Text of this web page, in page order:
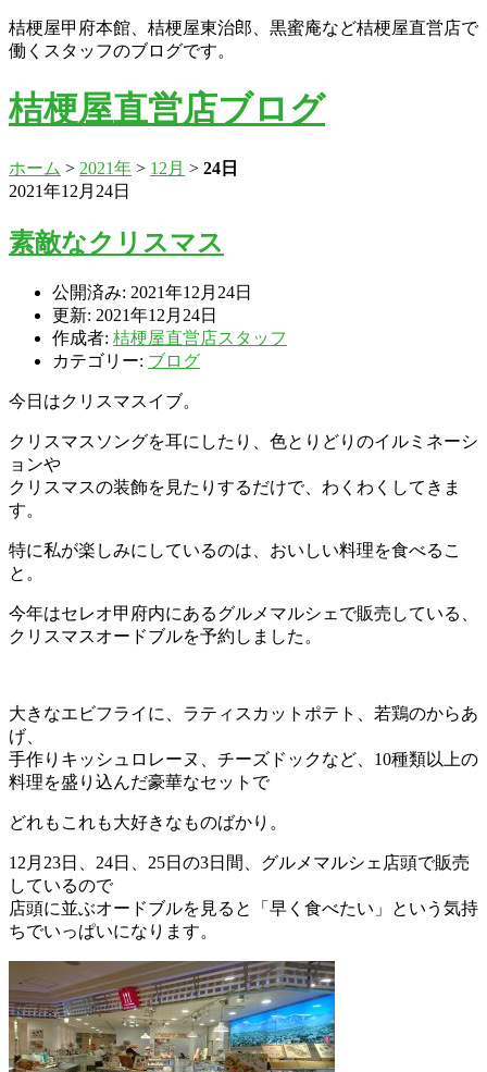
桔梗屋甲府本館、桔梗屋東治郎、黒蜜庵など桔梗屋直営店で
働くスタッフのブログです。
桔梗屋直営店ブログ
ホーム > 2021年 > 12月 > 24日
2021年12月24日
素敵なクリスマス
公開済み: 2021年12月24日
更新: 2021年12月24日
作成者: 桔梗屋直営店スタッフ
カテゴリー: ブログ
今日はクリスマスイブ。
クリスマスソングを耳にしたり、色とりどりのイルミネーシ
ョンや
クリスマスの装飾を見たりするだけで、わくわくしてきま
す。
特に私が楽しみにしているのは、おいしい料理を食べるこ
と。
今年はセレオ甲府内にあるグルメマルシェで販売している、
クリスマスオードブルを予約しました。
大きなエビフライに、ラティスカットポテト、若鶏のからあ
げ、
手作りキッシュロレーヌ、チーズドックなど、10種類以上の
料理を盛り込んだ豪華なセットで
どれもこれも大好きなものばかり。
12月23日、24日、25日の3日間、グルメマルシェ店頭で販売
しているので
店頭に並ぶオードブルを見ると「早く食べたい」という気持
ちでいっぱいになります。